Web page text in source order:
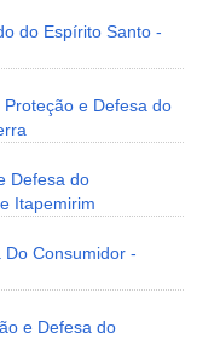
do Espírito Santo -
e Defesa do
Defesa do
Itapemirim
Do Consumidor -
e Defesa do